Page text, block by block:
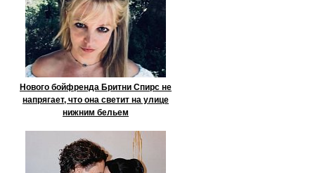
Нового бойфренда Бритни Спирс не
напрягает, что она светит на улице
нижним бельем